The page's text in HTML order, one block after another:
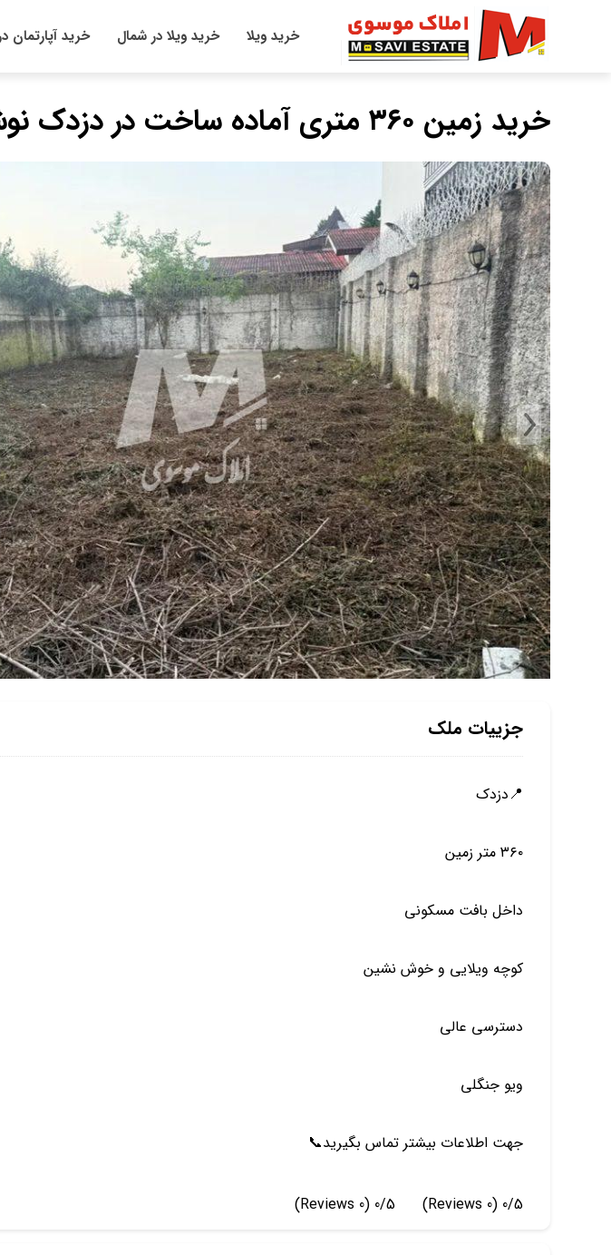
خرید ویلا خرید ویلا در شمال خرید آپارتمان
خريد زمين ٣٦٠ متري آماده ساخت در دزدك نوشهر
جزییات ملک
📍دزدك
٣٦٠ متر زمين
داخل بافت مسكوني
كوچه ويلايي و خوش نشين
دسترسي عالي
ويو جنگلي
جهت اطلاعات بيشتر تماس بگيريد📞
0/5
(0 Reviews)
0/5
(0 Reviews)